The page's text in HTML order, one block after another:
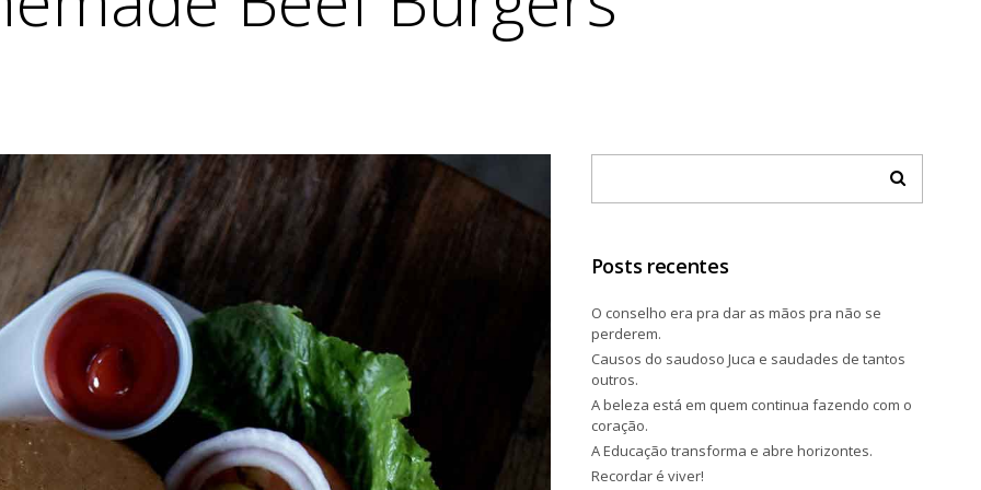
Posts recentes
O conselho era pra dar as mãos pra não se
perderem.
Causos do saudoso Juca e saudades de tantos
outros.
A beleza está em quem continua fazendo com o
coração.
A Educação transforma e abre horizontes.
Recordar é viver!